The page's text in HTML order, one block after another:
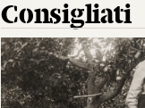
Consigliati